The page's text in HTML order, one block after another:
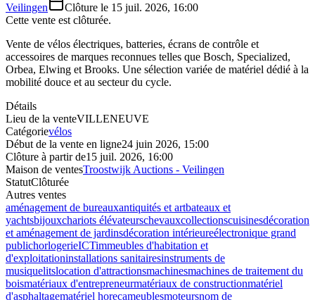
Veilingen
Clôture le 15 juil. 2026, 16:00
Cette vente est clôturée.
Vente de vélos électriques, batteries, écrans de contrôle et
accessoires de marques reconnues telles que Bosch, Specialized,
Orbea, Elwing et Brooks. Une sélection variée de matériel dédié à la
mobilité douce et au secteur du cycle.
Détails
Lieu de la venteVILLENEUVE
Catégorievélos
Début de la vente en ligne24 juin 2026, 15:00
Clôture à partir de15 juil. 2026, 16:00
Maison de ventesTroostwijk Auctions - Veilingen
StatutClôturée
Autres ventes
aménagement de bureauxantiquités et artbateaux et
yachtsbijouxchariots élévateurschevauxcollectionscuisinesdécoration
et aménagement de jardinsdécoration intérieureélectronique grand
publichorlogerieICTimmeubles d'habitation et
d'exploitationinstallations sanitairesinstruments de
musiquelitslocation d'attractionsmachinesmachines de traitement du
boismatériaux d'entrepreneurmatériaux de constructionmatériel
d'asphaltagematériel horecameublesmoteursnom de